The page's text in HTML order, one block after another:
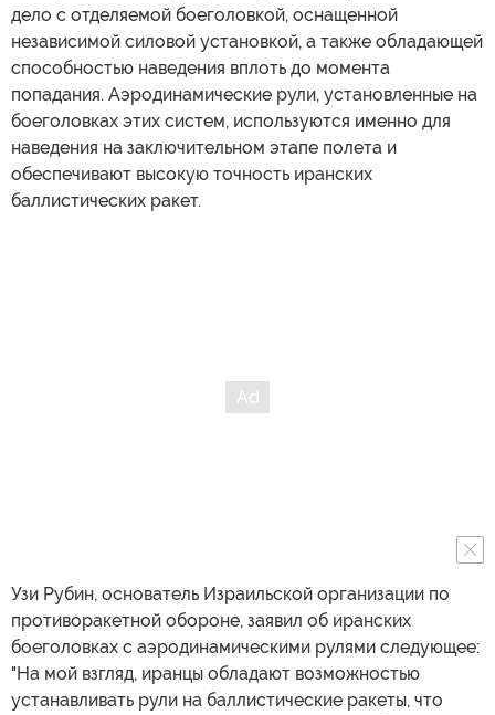
дело с отделяемой боеголовкой, оснащенной
независимой силовой установкой, а также обладающей
способностью наведения вплоть до момента
попадания. Аэродинамические рули, установленные на
боеголовках этих систем, используются именно для
наведения на заключительном этапе полета и
обеспечивают высокую точность иранских
баллистических ракет.
Узи Рубин, основатель Израильской организации по
противоракетной обороне, заявил об иранских
боеголовках с аэродинамическими рулями следующее:
"На мой взгляд, иранцы обладают возможностью
устанавливать рули на баллистические ракеты, что